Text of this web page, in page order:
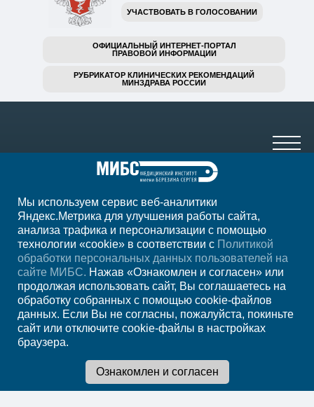
УЧАСТВОВАТЬ В ГОЛОСОВАНИИ
ОФИЦИАЛЬНЫЙ ИНТЕРНЕТ-ПОРТАЛ
ПРАВОВОЙ ИНФОРМАЦИИ
РУБРИКАТОР КЛИНИЧЕСКИХ РЕКОМЕНДАЦИЙ
МИНЗДРАВА РОССИИ
+7 (861) 200-83-22
ежедн. 8.00-00.00
РегионКраснодар
Записаться на
прием
Мы используем сервис веб-аналитики
Яндекс.Метрика для улучшения работы сайта,
анализа трафика и персонализации с помощью
технологии «cookie» в соответствии с Политикой
обработки персональных данных пользователей на
сайте МИБС. Нажав «Ознакомлен и согласен» или
продолжая использовать сайт, Вы соглашаетесь на
обработку собранных с помощью cookie-файлов
данных. Если Вы не согласны, пожалуйста, покиньте
сайт или отключите cookie-файлы в настройках
браузера.